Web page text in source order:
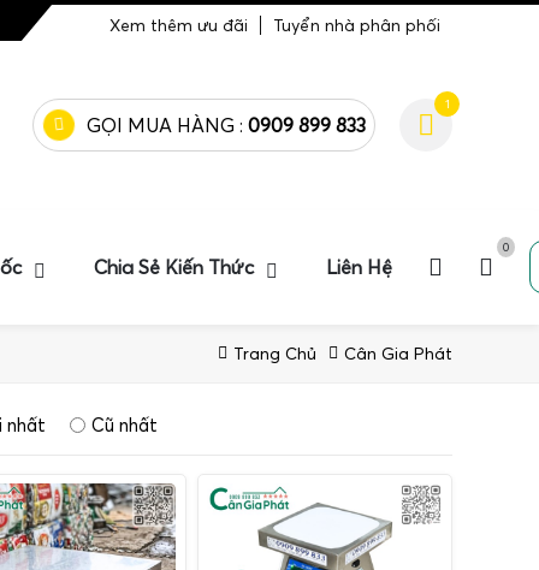
Xem thêm ưu đãi Tuyển nhà phân phối
GỌI MUA HÀNG : 0909 899 833
1
Chia Sẻ Kiến Thức Liên Hệ
0
Trang Chủ Cân Gia Phát
nhất Cũ nhất